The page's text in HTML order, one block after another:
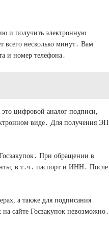
и получить электронную
всего несколько минут․ Вам
и номер телефона․
цифровой аналог подписи,
виде․ Для получения ЭП
При обращении в
в т․ч․ паспорт и ИНН․ После
а также для подписания
на сайте Госзакупок невозможно․